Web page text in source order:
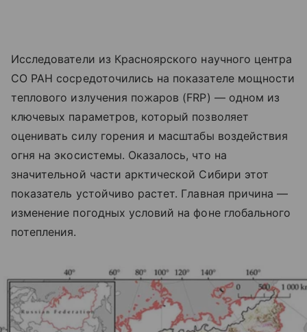
Исследователи из Красноярского научного центра
СО РАН сосредоточились на показателе мощности
теплового излучения пожаров (FRP) — одном из
ключевых параметров, который позволяет
оценивать силу горения и масштабы воздействия
огня на экосистемы. Оказалось, что на
значительной части арктической Сибири этот
показатель устойчиво растет. Главная причина —
изменение погодных условий на фоне глобального
потепления.